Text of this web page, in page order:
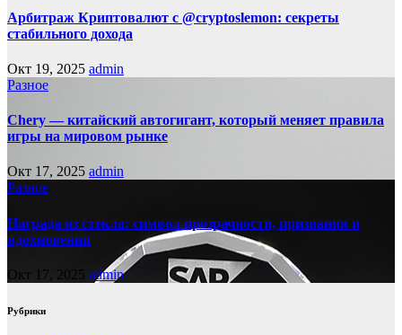
Арбитраж Криптовалют с @cryptoslemon: секреты
стабильного дохода
Окт 19, 2025 admin
Разное
Chery — китайский автогигант, который меняет правила
игры на мировом рынке
Окт 17, 2025 admin
Разное
Награда из стекла: символ прозрачности, признания и
вдохновения
Окт 17, 2025 admin
Рубрики